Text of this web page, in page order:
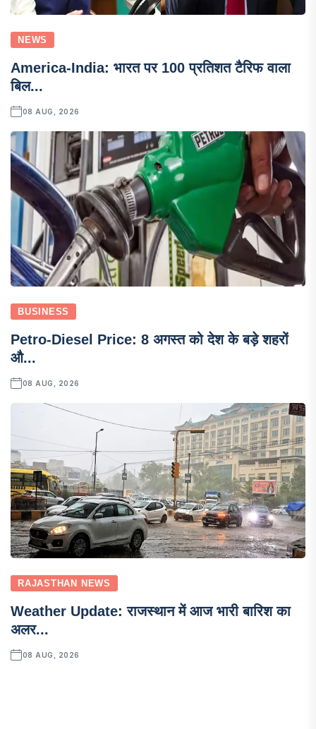
NEWS
America-India: भारत पर 100 प्रतिशत टैरिफ वाला
बिल...
08 AUG, 2026
BUSINESS
Petro-Diesel Price: 8 अगस्त को देश के बड़े शहरों
औ...
08 AUG, 2026
RAJASTHAN NEWS
Weather Update: राजस्थान में आज भारी बारिश का
अलर...
08 AUG, 2026